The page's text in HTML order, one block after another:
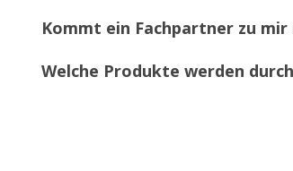
Kommt ein Fachpartner zu mir
Welche Produkte werden